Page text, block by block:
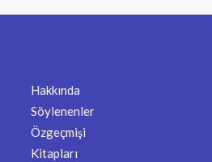
Hakkında
Söylenenler
Özgeçmişi
Kitapları